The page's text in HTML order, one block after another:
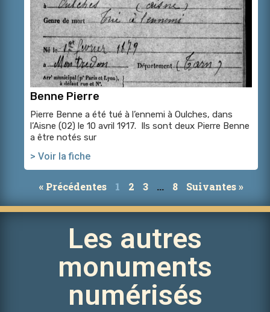
Benne Pierre
Pierre Benne a été tué à l’ennemi à Oulches, dans
l’Aisne (02) le 10 avril 1917. Ils sont deux Pierre Benne
a être notés sur
> Voir la fiche
« Précédentes 1 2 3 … 8 Suivantes »
Les autres
monuments
numérisés